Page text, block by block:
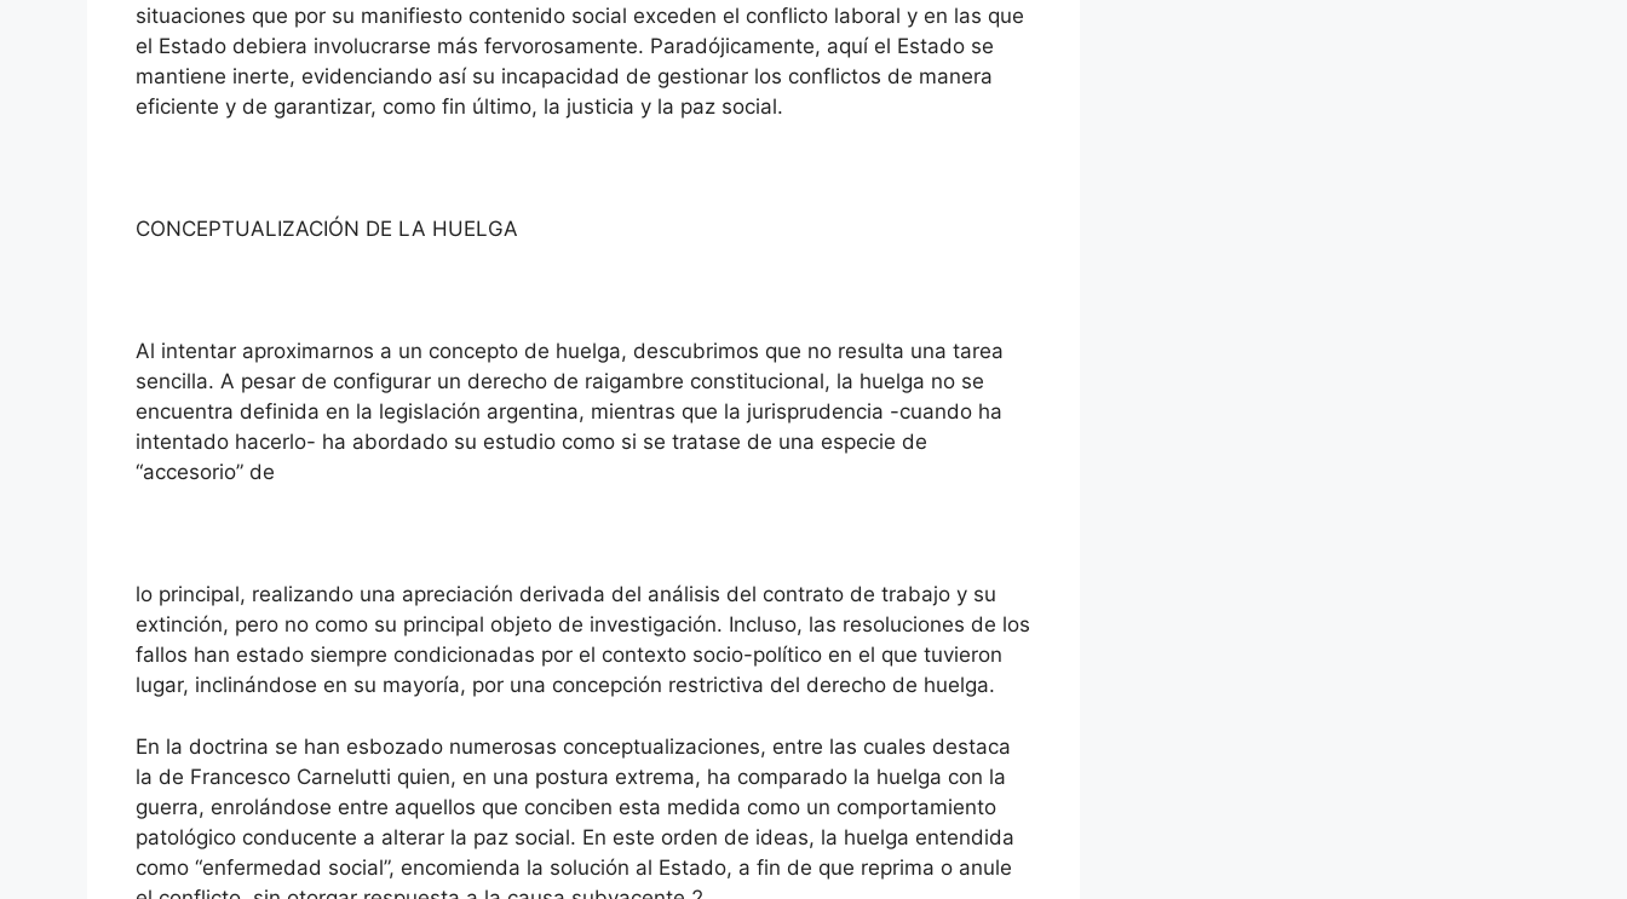
situaciones que por su manifiesto contenido social exceden el conflicto laboral y en las que
el Estado debiera involucrarse más fervorosamente. Paradójicamente, aquí el Estado se
mantiene inerte, evidenciando así su incapacidad de gestionar los conflictos de manera
eficiente y de garantizar, como fin último, la justicia y la paz social.
CONCEPTUALIZACIÓN DE LA HUELGA
Al intentar aproximarnos a un concepto de huelga, descubrimos que no resulta una tarea
sencilla. A pesar de configurar un derecho de raigambre constitucional, la huelga no se
encuentra definida en la legislación argentina, mientras que la jurisprudencia -cuando ha
intentado hacerlo- ha abordado su estudio como si se tratase de una especie de
“accesorio” de
lo principal, realizando una apreciación derivada del análisis del contrato de trabajo y su
extinción, pero no como su principal objeto de investigación. Incluso, las resoluciones de los
fallos han estado siempre condicionadas por el contexto socio-político en el que tuvieron
lugar, inclinándose en su mayoría, por una concepción restrictiva del derecho de huelga.
En la doctrina se han esbozado numerosas conceptualizaciones, entre las cuales destaca
la de Francesco Carnelutti quien, en una postura extrema, ha comparado la huelga con la
guerra, enrolándose entre aquellos que conciben esta medida como un comportamiento
patológico conducente a alterar la paz social. En este orden de ideas, la huelga entendida
como “enfermedad social”, encomienda la solución al Estado, a fin de que reprima o anule